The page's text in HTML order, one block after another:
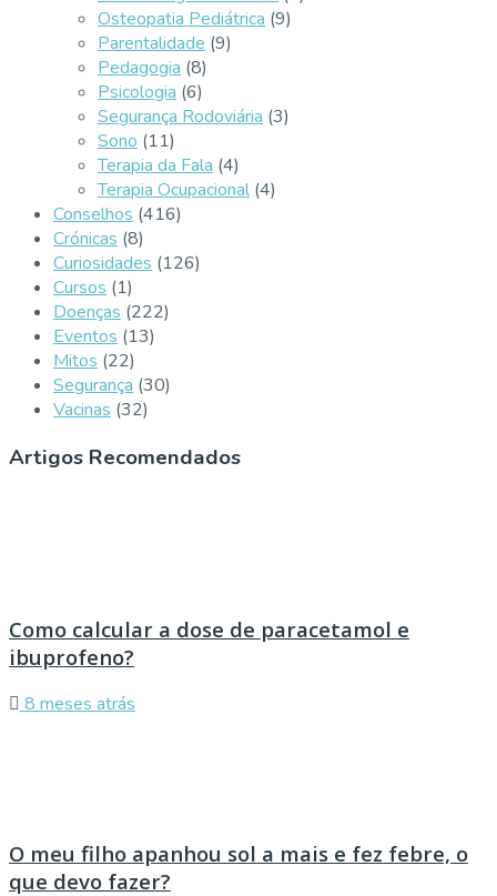
Osteopatia Pediátrica (9)
Parentalidade (9)
Pedagogia (8)
Psicologia (6)
Segurança Rodoviária (3)
Sono (11)
Terapia da Fala (4)
Terapia Ocupacional (4)
Conselhos (416)
Crónicas (8)
Curiosidades (126)
Cursos (1)
Doenças (222)
Eventos (13)
Mitos (22)
Segurança (30)
Vacinas (32)
Artigos Recomendados
Como calcular a dose de paracetamol e
ibuprofeno?
8 meses atrás
O meu filho apanhou sol a mais e fez febre, o
que devo fazer?